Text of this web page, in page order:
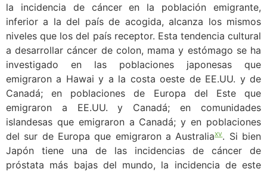
la incidencia de cáncer en la población emigrante,
inferior a la del país de acogida, alcanza los mismos
niveles que los del país receptor. Esta tendencia cultural
a desarrollar cáncer de colon, mama y estómago se ha
investigado en las poblaciones japonesas que
emigraron a Hawai y a la costa oeste de EE.UU. y de
Canadá; en poblaciones de Europa del Este que
emigraron a EE.UU. y Canadá; en comunidades
islandesas que emigraron a Canadá; y en poblaciones
del sur de Europa que emigraron a Australiaxv. Si bien
Japón tiene una de las incidencias de cáncer de
próstata más bajas del mundo, la incidencia de este